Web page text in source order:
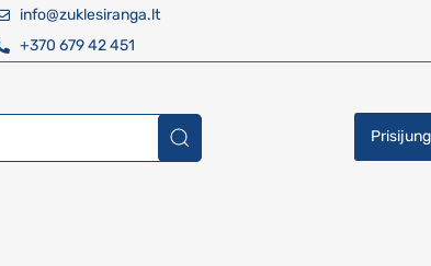
info@zuklesiranga.lt
+370 679 42 451